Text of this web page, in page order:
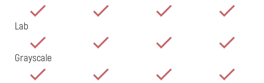
Lab
Grayscale